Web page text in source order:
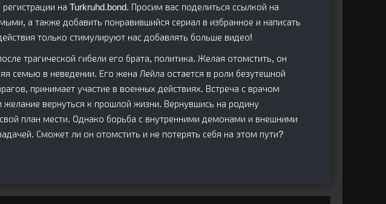
на Turkruhd.bond. Просим вас поделиться ссылкой на
а также добавить понравившийся сериал в избранное и написать
только стимулируют нас добавлять больше видео!
трагической гибели его брата, политика. Желая отомстить, он
семью в неведении. Его жена Лейла остается в роли безутешной
принимает участие в военных действиях. Встреча с врачом
вернуться к прошлой жизни. Вернувшись на родину
план мести. Однако борьба с внутренними демонами и внешними
Сможет ли он отомстить и не потерять себя на этом пути?